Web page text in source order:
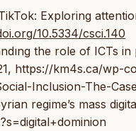
Exploring
10.5334/csci.140
the role of ICTs
https://km4s.ca/
Inclusion-The-
regime’s mass